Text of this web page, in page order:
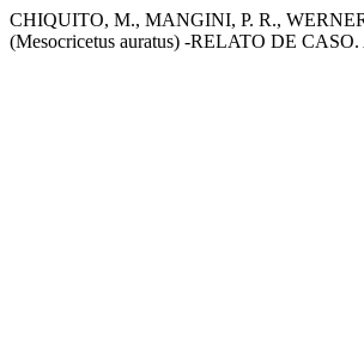
CHIQUITO, M., MANGINI, P. R.,
(Mesocricetus auratus) -RELATO DE CASO.